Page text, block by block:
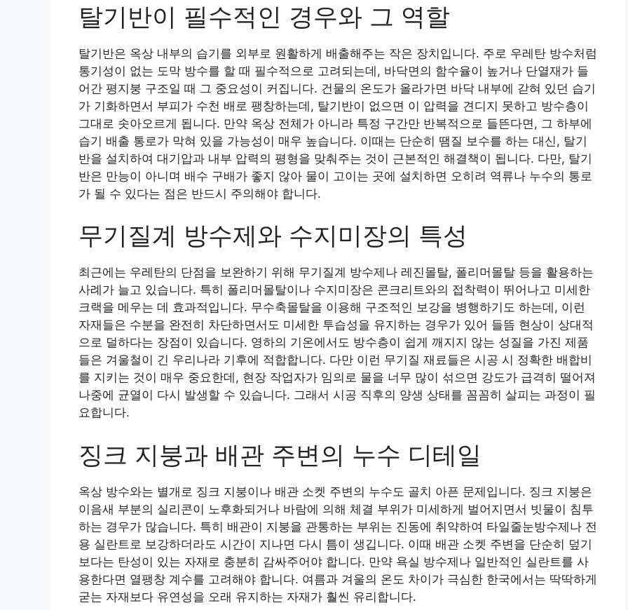
탈기반이 필수적인 경우와 그 역할
탈기반은 옥상 내부의 습기를 외부로 원활하게 배출해주는 작은 장치입니다. 주로 우레탄 방수처럼
통기성이 없는 도막 방수를 할 때 필수적으로 고려되는데, 바닥면의 함수율이 높거나 단열재가 들
어간 평지붕 구조일 때 그 중요성이 커집니다. 건물의 온도가 올라가면 바닥 내부에 갇혀 있던 습기
가 기화하면서 부피가 수천 배로 팽창하는데, 탈기반이 없으면 이 압력을 견디지 못하고 방수층이
그대로 솟아오르게 됩니다. 만약 옥상 전체가 아니라 특정 구간만 반복적으로 들뜬다면, 그 하부에
습기 배출 통로가 막혀 있을 가능성이 매우 높습니다. 이때는 단순히 땜질 보수를 하는 대신, 탈기
반을 설치하여 대기압과 내부 압력의 평형을 맞춰주는 것이 근본적인 해결책이 됩니다. 다만, 탈기
반은 만능이 아니며 배수 구배가 좋지 않아 물이 고이는 곳에 설치하면 오히려 역류나 누수의 통로
가 될 수 있다는 점은 반드시 주의해야 합니다.
무기질계 방수제와 수지미장의 특성
최근에는 우레탄의 단점을 보완하기 위해 무기질계 방수제나 레진몰탈, 폴리머몰탈 등을 활용하는
사례가 늘고 있습니다. 특히 폴리머몰탈이나 수지미장은 콘크리트와의 접착력이 뛰어나고 미세한
크랙을 메우는 데 효과적입니다. 무수축몰탈을 이용해 구조적인 보강을 병행하기도 하는데, 이런
자재들은 수분을 완전히 차단하면서도 미세한 투습성을 유지하는 경우가 있어 들뜸 현상이 상대적
으로 덜하다는 장점이 있습니다. 영하의 기온에서도 방수층이 쉽게 깨지지 않는 성질을 가진 제품
들은 겨울철이 긴 우리나라 기후에 적합합니다. 다만 이런 무기질 재료들은 시공 시 정확한 배합비
를 지키는 것이 매우 중요한데, 현장 작업자가 임의로 물을 너무 많이 섞으면 강도가 급격히 떨어져
나중에 균열이 다시 발생할 수 있습니다. 그래서 시공 직후의 양생 상태를 꼼꼼히 살피는 과정이 필
요합니다.
징크 지붕과 배관 주변의 누수 디테일
옥상 방수와는 별개로 징크 지붕이나 배관 소켓 주변의 누수도 골치 아픈 문제입니다. 징크 지붕은
이음새 부분의 실리콘이 노후화되거나 바람에 의해 체결 부위가 미세하게 벌어지면서 빗물이 침투
하는 경우가 많습니다. 특히 배관이 지붕을 관통하는 부위는 진동에 취약하여 타일줄눈방수제나 전
용 실란트로 보강하더라도 시간이 지나면 다시 틈이 생깁니다. 이때 배관 소켓 주변을 단순히 덮기
보다는 탄성이 있는 자재로 충분히 감싸주어야 합니다. 만약 욕실 방수제나 일반적인 실란트를 사
용한다면 열팽창 계수를 고려해야 합니다. 여름과 겨울의 온도 차이가 극심한 한국에서는 딱딱하게
굳는 자재보다 유연성을 오래 유지하는 자재가 훨씬 유리합니다.